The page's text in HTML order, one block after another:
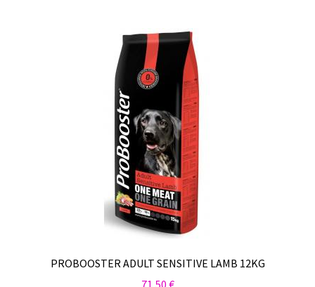
PROBOOSTER ADULT SENSITIVE LAMB 12KG